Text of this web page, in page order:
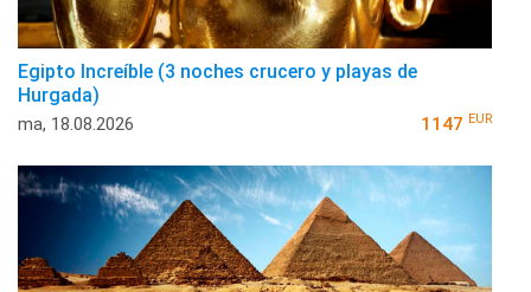
Egipto Increíble (3 noches crucero y playas de
Hurgada)
ma, 18.08.2026 1147 EUR